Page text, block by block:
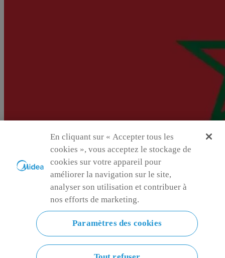
Choisissez votre lieu ou votre langue
En cliquant sur « Accepter tous les
cookies », vous acceptez le stockage de
cookies sur votre appareil pour
améliorer la navigation sur le site,
analyser son utilisation et contribuer à
nos efforts de marketing.
Paramètres des cookies